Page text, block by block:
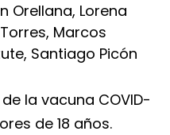
Orellana, Lorena
Marcos
Santiago Picón
la vacuna COVID-
de 18 años.